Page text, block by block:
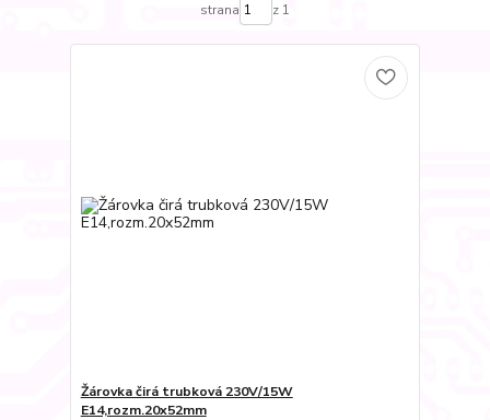
strana z 1
Žárovka čirá trubková 230V/15W
E14,rozm.20x52mm